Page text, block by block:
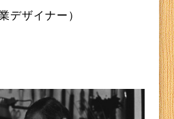
デザイナー）